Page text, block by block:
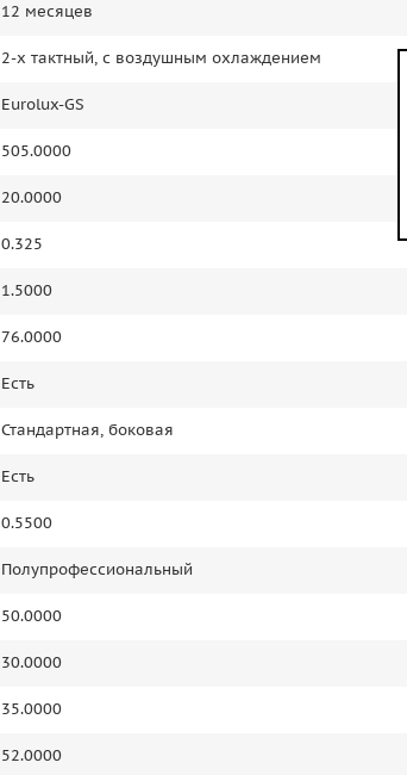
12 месяцев
2-х тактный, с воздушным охлаждением
Eurolux-GS
505.0000
20.0000
0.325
1.5000
76.0000
Есть
Стандартная, боковая
Есть
0.5500
Полупрофессиональный
50.0000
30.0000
35.0000
52.0000